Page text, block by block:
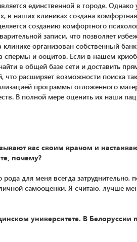
единственной в городе.
в наших клиниках создана
созданию комфортного
записи, что позволяет
организован собственный
спермы и ооцитов. Если в нашем
в общей базе сети и доставить
что расширяет возможности поиска
программы отложенного
В полной мере оценить их наши
вас своим врачом и
почему?
для меня всегда затруднительно,
самооценки. Я считаю, лучше
университете. В